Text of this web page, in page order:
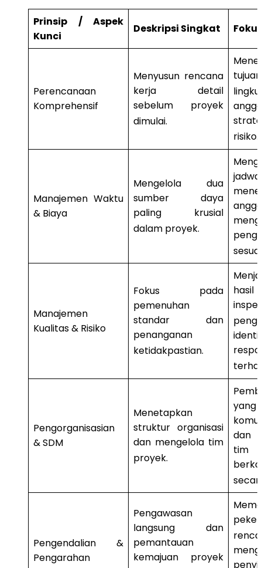
Prinsip / Aspek
Kunci
Deskripsi Singkat
Perencanaan
Komprehensif
Menyusun rencana
kerja detail
sebelum proyek
dimulai.
risiko.
Manajemen Waktu
& Biaya
Mengelola dua
sumber daya
paling krusial
dalam proyek.
Manajemen
Kualitas & Risiko
Fokus pada
pemenuhan
standar dan
penanganan
ketidakpastian.
hasil
Pengorganisasian
& SDM
Menetapkan
struktur organisasi
dan mengelola tim
proyek.
dan
tim
Pengendalian &
Pengarahan
Pengawasan
langsung dan
pemantauan
kemajuan proyek